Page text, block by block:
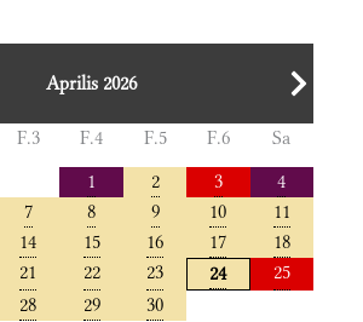
Aprilis 2026
F.3 F.4 F.5 F.6
Sa
1
2 3
4
7 8 9 10
11
14 15 16 17
18
21 22 23 24
25
28 29 30